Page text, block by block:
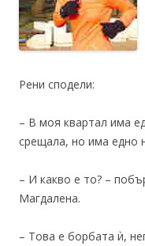
Рени сподели:
– В моя квартал има
срещала, но има едно
– И какво е то? –
Магдалена.
– Това е борбата ѝ,